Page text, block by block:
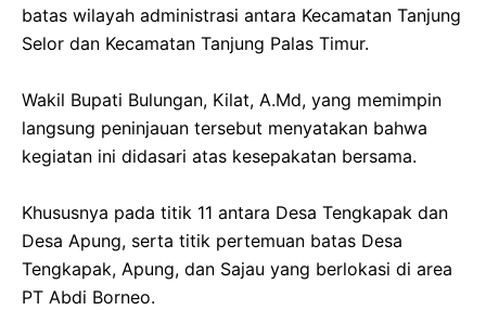
batas wilayah administrasi antara Kecamatan Tanjung
Selor dan Kecamatan Tanjung Palas Timur.
‎​Wakil Bupati Bulungan, Kilat, A.Md, yang memimpin
langsung peninjauan tersebut menyatakan bahwa
kegiatan ini didasari atas kesepakatan bersama.
‎Khususnya pada titik 11 antara Desa Tengkapak dan
Desa Apung, serta titik pertemuan batas Desa
Tengkapak, Apung, dan Sajau yang berlokasi di area
PT Abdi Borneo.